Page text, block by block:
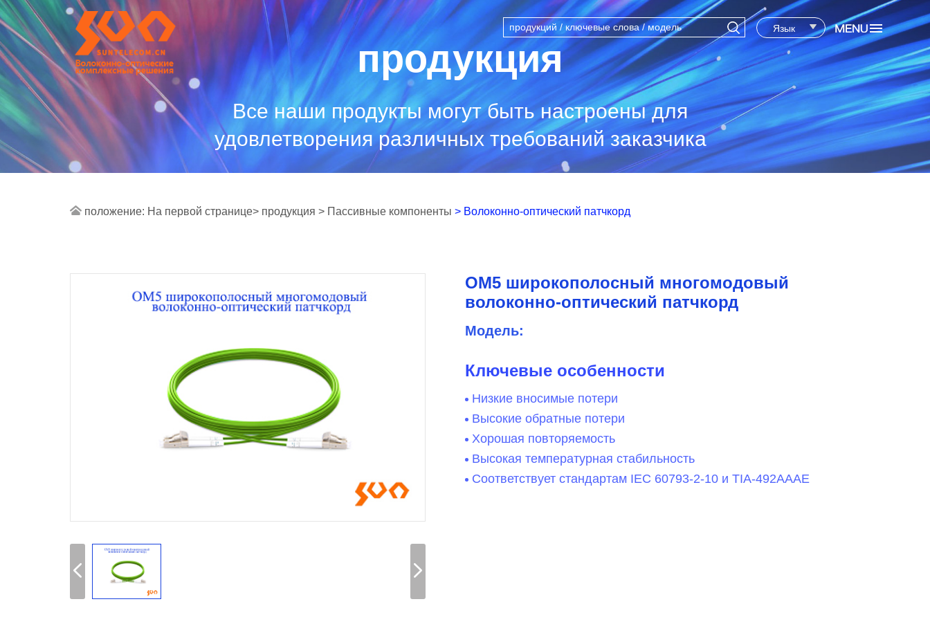
Язык
продукция
Все наши продукты могут быть настроены для
удовлетворения различных требований заказчика
положение: На первой странице> продукция > Пассивные компоненты > Волоконно-оптический патчкорд
OM5 широкополосный многомодовый
волоконно-оптический патчкорд
Модель:
Ключевые особенности
Низкие вносимые потери
Высокие обратные потери
Хорошая повторяемость
Высокая температурная стабильность
Соответствует стандартам IEC 60793-2-10 и TIA-492AAAE